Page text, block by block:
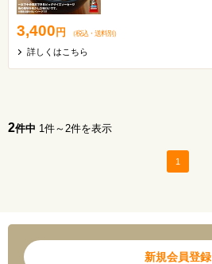
3,400 円 （税込・ 送料別 ）
詳しくはこちら
2件中 1件～2件を表示
1
新規会員登録